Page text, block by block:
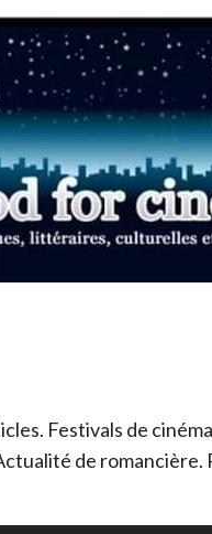
Festivals de
de romancière.